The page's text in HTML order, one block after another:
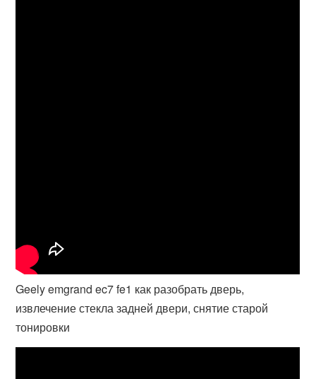
Geely emgrand ec7 fe1 как разобрать дверь,
извлечение стекла задней двери, снятие старой
тонировки